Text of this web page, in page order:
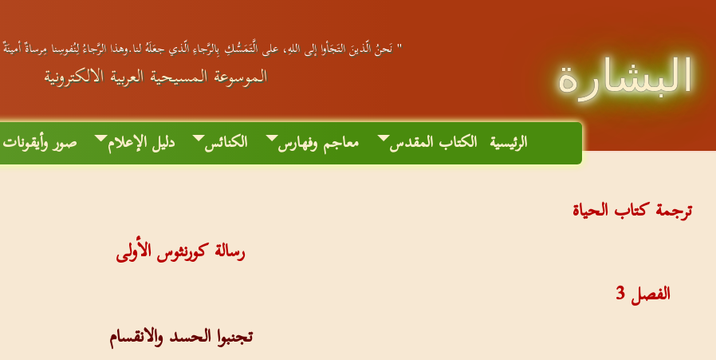
البشارة
" نَحنُ الّذينَ التَجَأوا إلى اللهِ، على الَّتَمَسُّكِ بِالرَّجاءِ الّذي جعَلَهُ لنا.وهذا الرَّجاءُ لِنُفوسِنا مِرساةٌ
الموسوعة المسيحية العربية الالكترونية
الرئيسية الكتاب المقدس معاجم وفهارس الكنائس دليل الإعلام صور وأيقونات
ترجمة كتاب الحياة
رسالة كورنثوس الأولى
الفصل3
تجنبوا الحسد والانقسام